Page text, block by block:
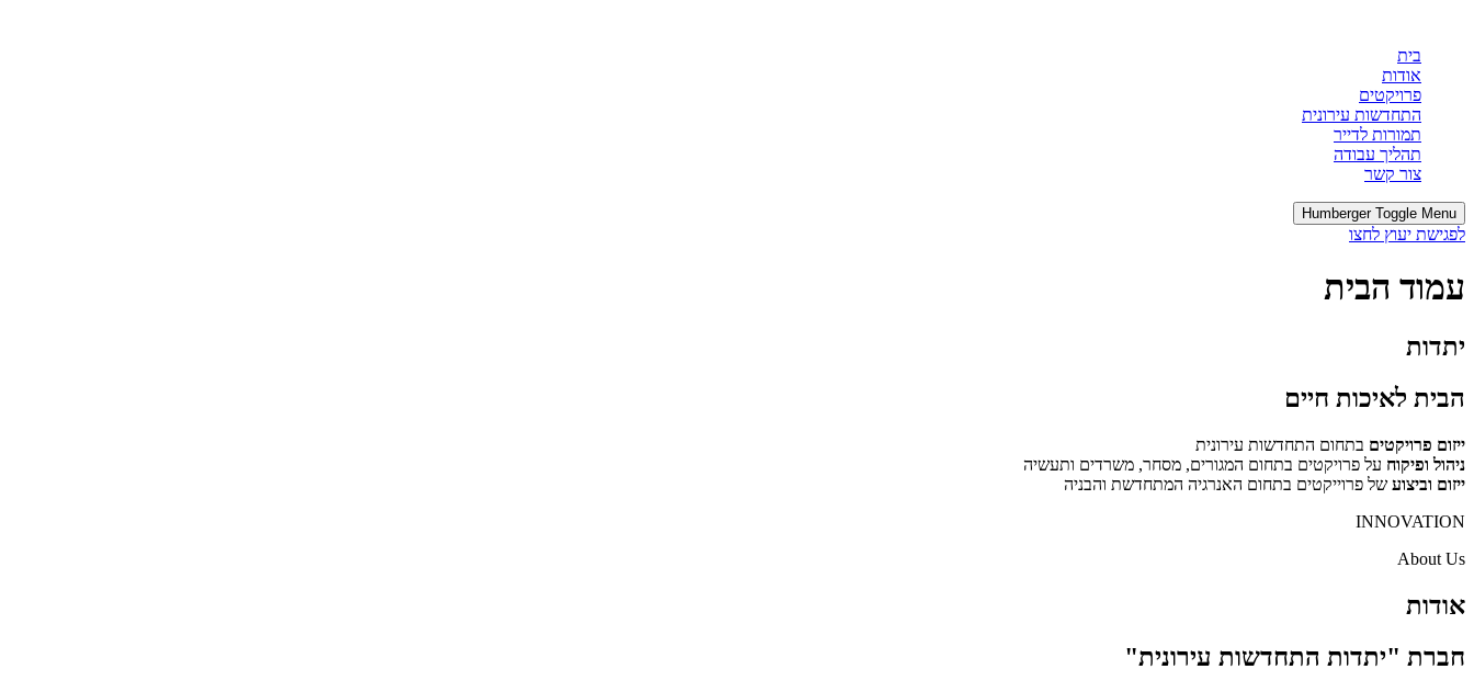
בית
אודות
פרויקטים
התחדשות עירונית
תמורות לדייר
תהליך עבודה
צור קשר
Humberger Toggle Menu
לפגישת יעוץ לחצו
עמוד הבית
יתדות
הבית לאיכות חיים
ייזום פרויקטים בתחום התחדשות עירונית
ניהול ופיקוח על פרויקטים בתחום המגורים, מסחר, משרדים ותעשיה
ייזום וביצוע של פרוייקטים בתחום האנרגיה המתחדשת והבניה
INNOVATION
About Us
אודות
חברת "יתדות התחדשות עירונית"